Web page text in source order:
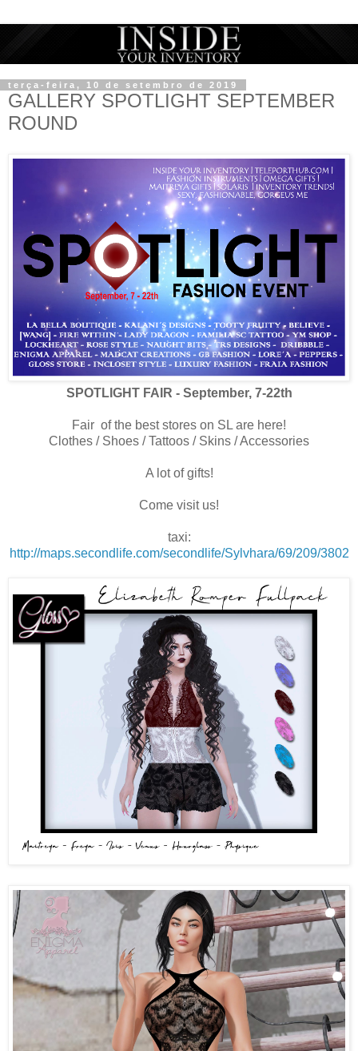
terça-feira, 10 de setembro de 2019
GALLERY SPOTLIGHT SEPTEMBER
ROUND
SPOTLIGHT FAIR - September, 7-22th
Fair of the best stores on SL are here!
Clothes / Shoes / Tattoos / Skins / Accessories
A lot of gifts!
Come visit us!
taxi:
http://maps.secondlife.com/secondlife/Sylvhara/69/209/3802